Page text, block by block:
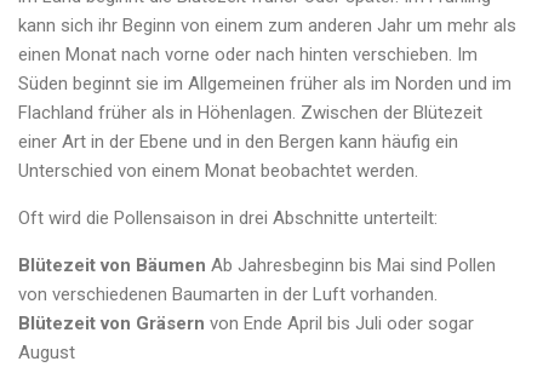
kann sich ihr Beginn von einem zum anderen Jahr um mehr als
einen Monat nach vorne oder nach hinten verschieben. Im
Süden beginnt sie im Allgemeinen früher als im Norden und im
Flachland früher als in Höhenlagen. Zwischen der Blütezeit
einer Art in der Ebene und in den Bergen kann häufig ein
Unterschied von einem Monat beobachtet werden.
Oft wird die Pollensaison in drei Abschnitte unterteilt:
Blütezeit von Bäumen Ab Jahresbeginn bis Mai sind Pollen
von verschiedenen Baumarten in der Luft vorhanden.
Blütezeit von Gräsern von Ende April bis Juli oder sogar
August